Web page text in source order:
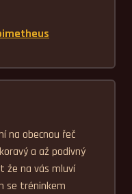
na obecnou řeč
a až podivný
že na vás mluví
se tréninkem